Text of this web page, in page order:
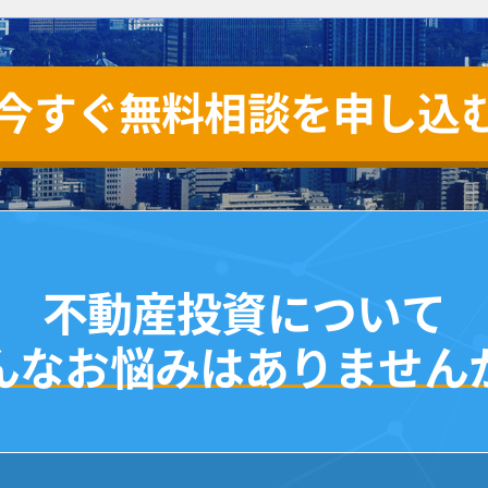
すぐ無料相談を申し込
不動産投資について
なお悩みはありません